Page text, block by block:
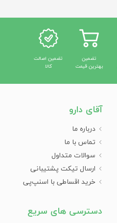
تضمین
بهترین قیمت
تضمین اصالت
کالا
آقای دارو
درباره ما
تماس با ما
سوالات متداول
ارسال تیکت پشتیبانی
خرید اقساطی با اسنپ‌پی
دسترسی های سریع